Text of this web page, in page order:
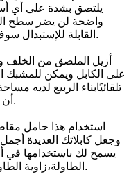
يلتصق بشدة على أي
واضحة لن يضر سطح
القابلة للإستبدال سوف تساعدك على تغيير الموقع بسهولة.
أزيل الملصق من
على الكابل ويمكن للمشبك
تلقائيًابناء الربيع لديه
أن تمتد ذهابا وإيابا لوضع سهل والوصول.
استخدام هذا حامل
يسمح لك باستخدامها في
الطاولة،زاوية الطاولة، المكتب، الحائط أو داخل السيارة.